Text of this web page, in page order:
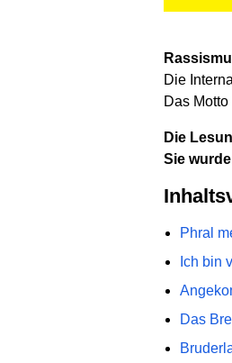
Die
Das Motto
Die
Sie
Phral
Ich bin
Das